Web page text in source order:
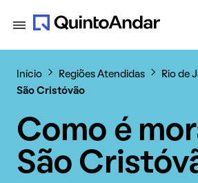
Início Regiões Atendidas
Rio de
São Cristóvão
Como é
São